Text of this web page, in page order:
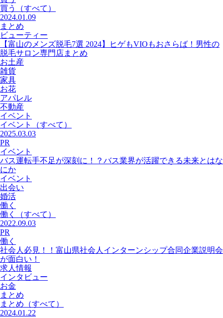
買う
（すべて）
2024.01.09
まとめ
ビューティー
【富山のメンズ脱毛7選 2024】ヒゲもVIOもおさらば！男性の
脱毛サロン専門店まとめ
お土産
雑貨
家具
お花
アパレル
不動産
イベント
イベント
（すべて）
2025.03.03
PR
イベント
バス運転手不足が深刻に！？バス業界が活躍できる未来とはな
にか
イベント
出会い
婚活
働く
働く
（すべて）
2022.09.03
PR
働く
社会人必見！！富山県社会人インターンシップ合同企業説明会
が面白い！
求人情報
インタビュー
お金
まとめ
まとめ （すべて）
2024.01.22